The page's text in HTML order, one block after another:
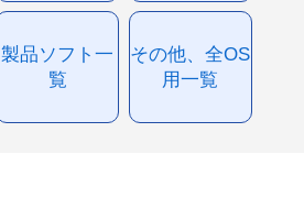
製品ソフト一
覧
その他、全OS
用一覧